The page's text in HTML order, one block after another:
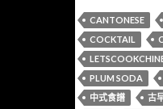
CANTONESE
COCKTAIL
PLUM SODA
中式食譜
古